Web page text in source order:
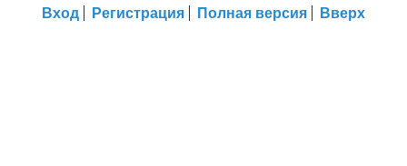
Вход Регистрация Полная версия Вверх